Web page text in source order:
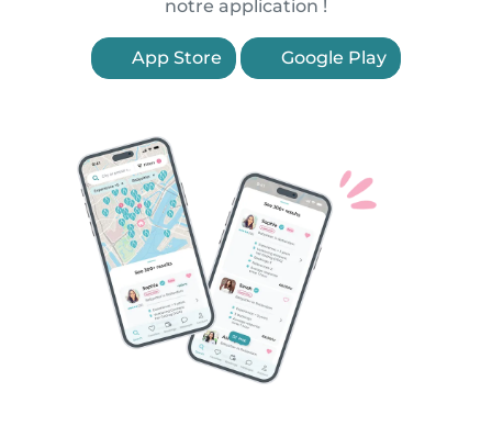
notre application !
App Store Google Play